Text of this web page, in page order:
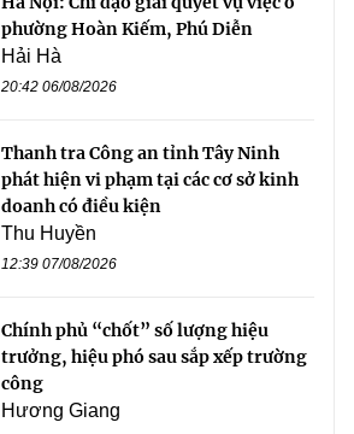
phường Hoàn Kiếm, Phú Diễn
Hải Hà
20:42 06/08/2026
Thanh tra Công an tỉnh Tây Ninh
phát hiện vi phạm tại các cơ sở kinh
doanh có điều kiện
Thu Huyền
12:39 07/08/2026
Chính phủ “chốt” số lượng hiệu
trưởng, hiệu phó sau sắp xếp trường
công
Hương Giang